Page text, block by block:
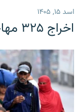
اسد ۱۵, ۱۴۰۵
اخراج ۳۲۵ مهاجر افغان از پاکستان